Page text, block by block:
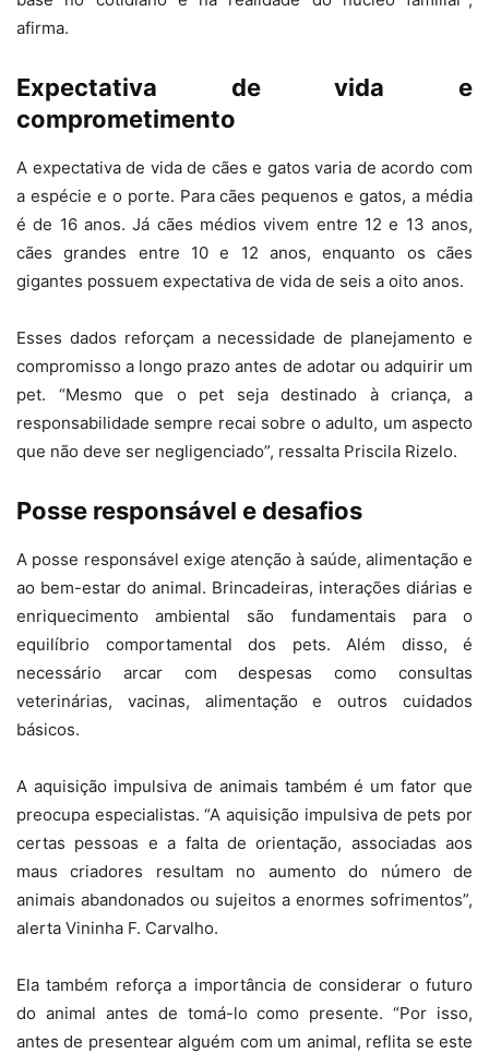
afirma.
Expectativa de vida e
comprometimento
A expectativa de vida de cães e gatos varia de acordo com
a espécie e o porte. Para cães pequenos e gatos, a média
é de 16 anos. Já cães médios vivem entre 12 e 13 anos,
cães grandes entre 10 e 12 anos, enquanto os cães
gigantes possuem expectativa de vida de seis a oito anos.
Esses dados reforçam a necessidade de planejamento e
compromisso a longo prazo antes de adotar ou adquirir um
pet. “Mesmo que o pet seja destinado à criança, a
responsabilidade sempre recai sobre o adulto, um aspecto
que não deve ser negligenciado”, ressalta Priscila Rizelo.
Posse responsável e desafios
A posse responsável exige atenção à saúde, alimentação e
ao bem-estar do animal. Brincadeiras, interações diárias e
enriquecimento ambiental são fundamentais para o
equilíbrio comportamental dos pets. Além disso, é
necessário arcar com despesas como consultas
veterinárias, vacinas, alimentação e outros cuidados
básicos.
A aquisição impulsiva de animais também é um fator que
preocupa especialistas. “A aquisição impulsiva de pets por
certas pessoas e a falta de orientação, associadas aos
maus criadores resultam no aumento do número de
animais abandonados ou sujeitos a enormes sofrimentos”,
alerta Vininha F. Carvalho.
Ela também reforça a importância de considerar o futuro
do animal antes de tomá-lo como presente. “Por isso,
antes de presentear alguém com um animal, reflita se este